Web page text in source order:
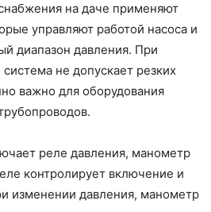
на даче применяют
управляют работой насоса и
диапазон давления. При
не допускает резких
важно для оборудования
реле давления, манометр
контролирует включение и
изменении давления, манометр